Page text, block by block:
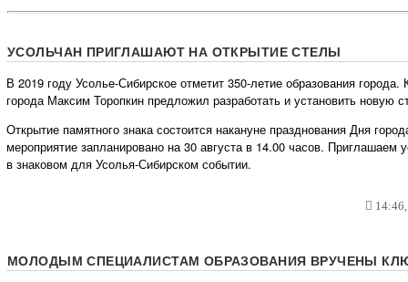
УСОЛЬЧАН ПРИГЛАШАЮТ НА ОТКРЫТИЕ СТЕЛЫ
В 2019 году Усолье-Сибирское отметит 350-летие образования
города Максим Торопкин предложил разработать и установить новую
Открытие памятного знака состоится накануне празднования Дня
мероприятие запланировано на 30 августа в 14.00 часов. Приглашаем
в знаковом для Усолья-Сибирском событии.
14:46,
МОЛОДЫМ СПЕЦИАЛИСТАМ ОБРАЗОВАНИЯ ВРУЧЕНЫ